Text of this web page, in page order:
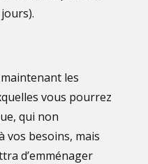
les
vous pourrez
qui non
vos besoins, mais
d’emménager